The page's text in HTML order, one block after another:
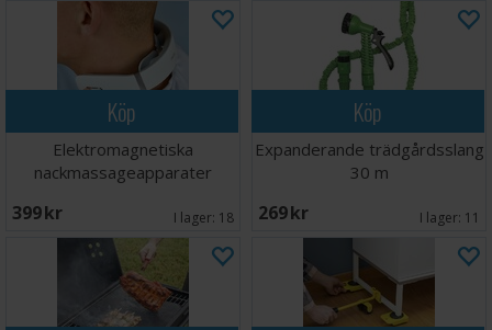
Köp
Elektromagnetiska
nackmassageapparater
399 SEK I lager: 18
Köp
Expanderande trädgårdsslang
30 m
269 SEK I lager: 11